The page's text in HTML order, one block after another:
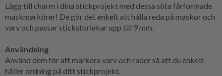
Lägg till charm i dina stickprojekt med dessa söta fårformade
maskmarkörer! De gör det enkelt att hålla reda på maskor och
varv och passar stickstorlekar upp till 9 mm.
Användning
Använd dem för att markera varv och rader så att du enkelt
håller ordning på ditt stickprojekt.